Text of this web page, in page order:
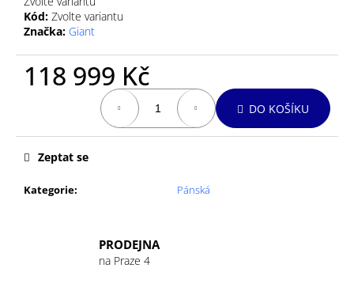
Kód: Zvolte variantu
Značka: Giant
118 999 Kč
DO KOŠÍKU
Kategorie: Pánská
Zeptat se
PRODEJNA
na Praze 4
TRI
BERRY
Kč